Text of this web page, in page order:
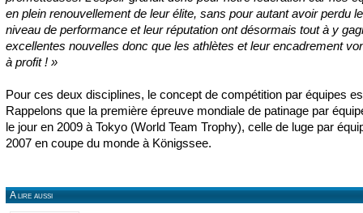
en plein renouvellement de leur élite, sans pour autant avoir perdu
niveau de performance et leur réputation ont désormais tout à y
excellentes nouvelles donc que les athlètes et leur encadrement
à profit ! »
Pour ces deux disciplines, le concept de compétition par équipes
Rappelons que la première épreuve mondiale de patinage par
le jour en 2009 à Tokyo (World Team Trophy), celle de luge par
2007 en coupe du monde à Königssee.
A lire aussi